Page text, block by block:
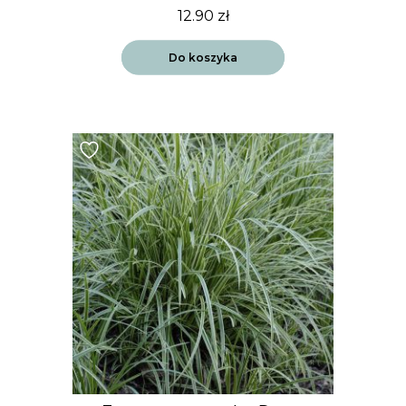
12.90 zł
Do koszyka